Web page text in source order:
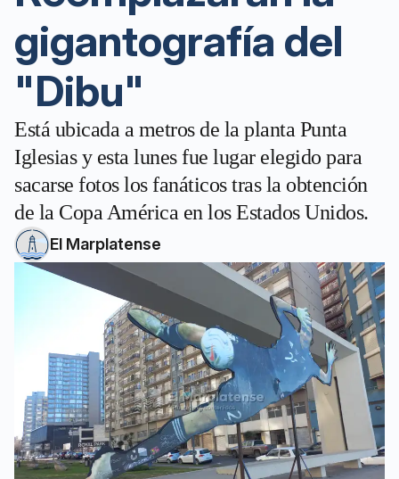
gigantografía del
"Dibu"
Está ubicada a metros de la planta Punta
Iglesias y esta lunes fue lugar elegido para
sacarse fotos los fanáticos tras la obtención
de la Copa América en los Estados Unidos.
El Marplatense